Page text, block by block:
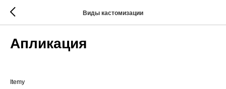
Виды кастомизации
Апликация
Itemy